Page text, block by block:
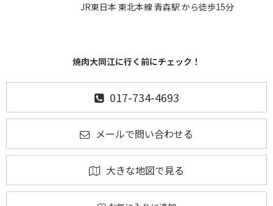
JR東日本 東北本線 青森駅 から徒歩15分
焼肉大同江に行く前にチェック！
017-734-4693
メールで問い合わせる
大きな地図で見る